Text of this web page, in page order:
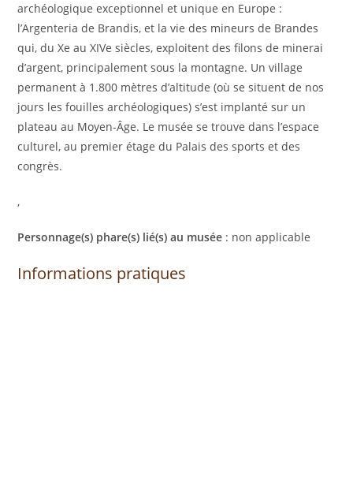
archéologique exceptionnel et unique en Europe :
l’Argenteria de Brandis, et la vie des mineurs de Brandes
qui, du Xe au XIVe siècles, exploitent des filons de minerai
d’argent, principalement sous la montagne. Un village
permanent à 1.800 mètres d’altitude (où se situent de nos
jours les fouilles archéologiques) s’est implanté sur un
plateau au Moyen-Âge. Le musée se trouve dans l’espace
culturel, au premier étage du Palais des sports et des
congrès.
,
Personnage(s) phare(s) lié(s) au musée : non applicable
Informations pratiques